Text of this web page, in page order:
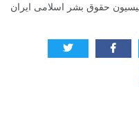
حقوق بشر اسلامی ایران